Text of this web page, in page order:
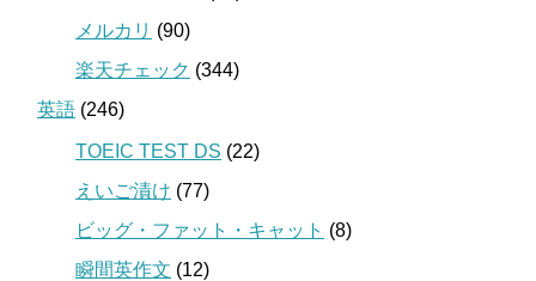
メルカリ (90)
楽天チェック (344)
英語 (246)
TOEIC TEST DS (22)
えいご漬け (77)
ビッグ・ファット・キャット (8)
瞬間英作文 (12)